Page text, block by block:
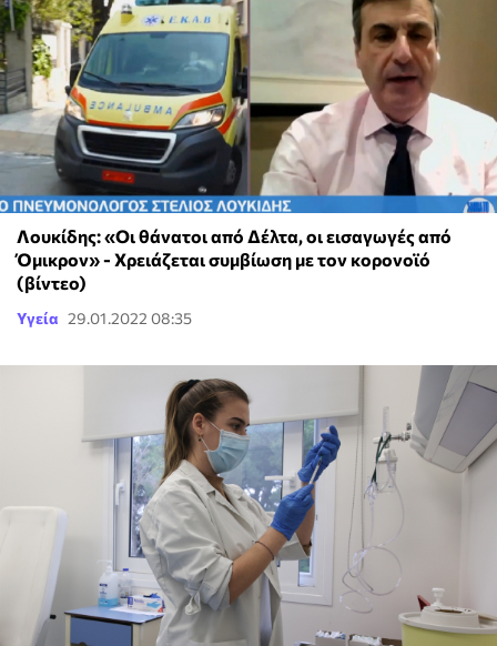
Λουκίδης: «Οι θάνατοι από Δέλτα, οι εισαγωγές από
Όμικρον» - Χρειάζεται συμβίωση με τον κορονοϊό
(βίντεο)
Υγεία 29.01.2022 08:35